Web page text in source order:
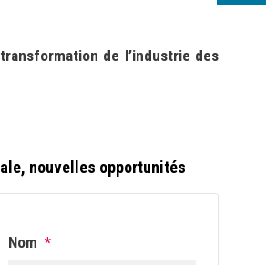
de l’industrie des
nouvelles opportunités
Nom *